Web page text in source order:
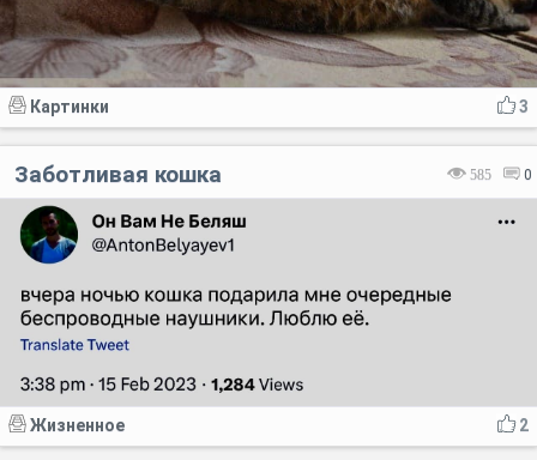
3
Картинки
585 0
Заботливая кошка
2
Жизненное